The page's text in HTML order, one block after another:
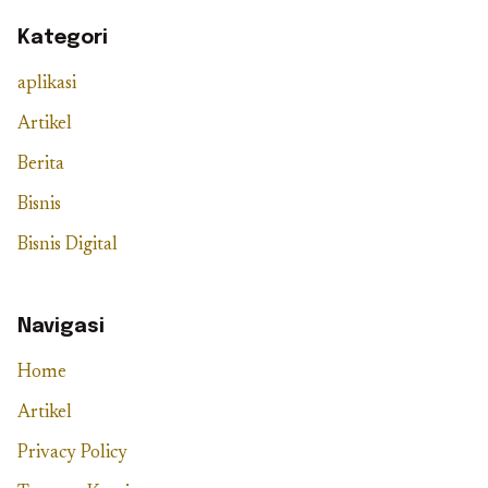
Kategori
aplikasi
Artikel
Berita
Bisnis
Bisnis Digital
Navigasi
Home
Artikel
Privacy Policy